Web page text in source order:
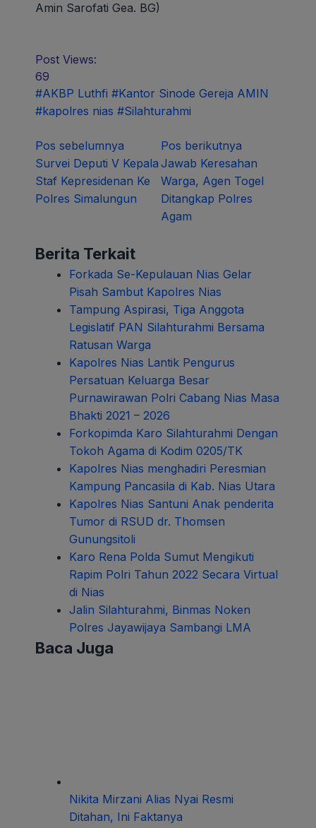
Amin Sarofati Gea. BG)
Post Views:
69
#AKBP Luthfi #Kantor Sinode Gereja AMIN
#kapolres nias #Silahturahmi
Navigasi
pos
Pos sebelumnya
Survei Deputi V Kepala
Staf Kepresidenan Ke
Polres Simalungun
Pos berikutnya
Jawab Keresahan
Warga, Agen Togel
Ditangkap Polres
Agam
Berita Terkait
Forkada Se-Kepulauan Nias Gelar
Pisah Sambut Kapolres Nias
Tampung Aspirasi, Tiga Anggota
Legislatif PAN Silahturahmi Bersama
Ratusan Warga
Kapolres Nias Lantik Pengurus
Persatuan Keluarga Besar
Purnawirawan Polri Cabang Nias Masa
Bhakti 2021 – 2026
Forkopimda Karo Silahturahmi Dengan
Tokoh Agama di Kodim 0205/TK
Kapolres Nias menghadiri Peresmian
Kampung Pancasila di Kab. Nias Utara
Kapolres Nias Santuni Anak penderita
Tumor di RSUD dr. Thomsen
Gunungsitoli
Karo Rena Polda Sumut Mengikuti
Rapim Polri Tahun 2022 Secara Virtual
di Nias
Jalin Silahturahmi, Binmas Noken
Polres Jayawijaya Sambangi LMA
Baca Juga
Nikita Mirzani Alias Nyai Resmi
Ditahan, Ini Faktanya